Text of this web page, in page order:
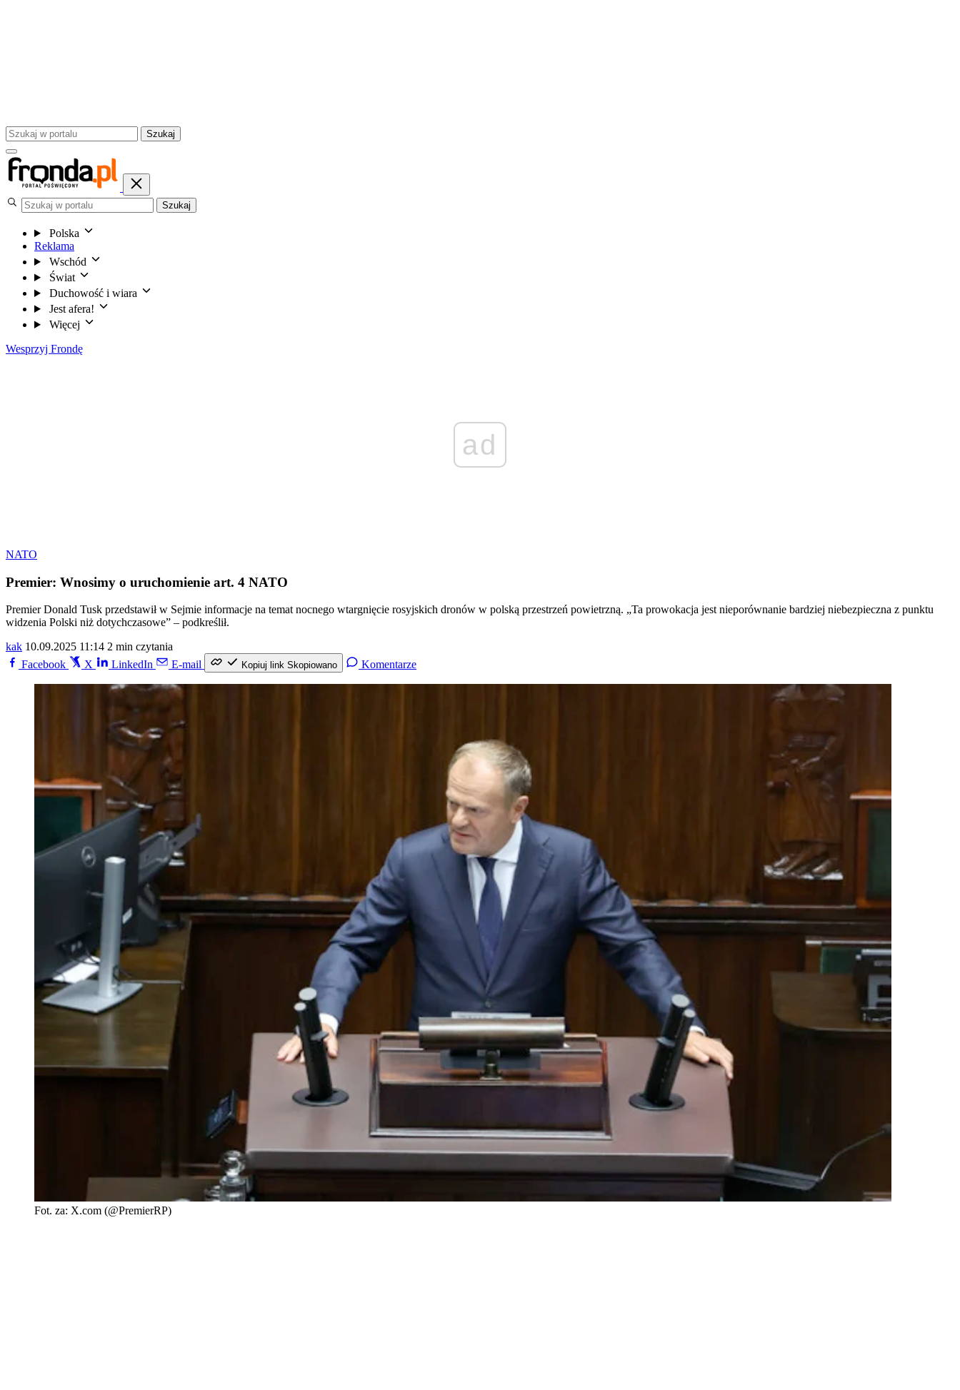
Szukaj
Szukaj
Polska
Reklama
Wschód
Świat
Duchowość i wiara
Jest afera!
Więcej
Wesprzyj Frondę
ad
NATO
Premier: Wnosimy o uruchomienie art. 4 NATO
Premier Donald Tusk przedstawił w Sejmie informacje na temat nocnego wtargnięcie rosyjskich dronów w polską przestrzeń powietrzną. „Ta prowokacja jest nieporównanie bardziej niebezpieczna z punktu
widzenia Polski niż dotychczasowe” – podkreślił.
kak 10.09.2025 11:14 2 min czytania
Facebook
X LinkedIn E-mail Kopiuj link Skopiowano Komentarze
Fot. za: X.com (@PremierRP)